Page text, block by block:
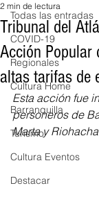
Todas las entradas
COVID-19
Regionales
Cultura Home
Barranquilla
Turismo
Cultura Eventos
Destacar
Tribunal del
Acción Popular
altas tarifas de
2 min de lectura
Esta acción fue
personeros de
Marta y